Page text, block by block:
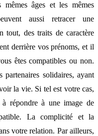
âges et les mêmes
aussi retracer une
tout, des traits de caractère
derrière vos prénoms, et il
êtes compatibles ou non.
partenaires solidaires, ayant
la vie. Si tel est votre cas,
à répondre à une image de
La complicité et la
votre relation. Par ailleurs,